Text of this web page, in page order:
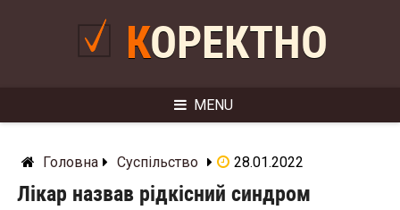
КОРЕКТНО
MENU
Головна Суспільство 28.01.2022
Лікар назвав рідкісний синдром